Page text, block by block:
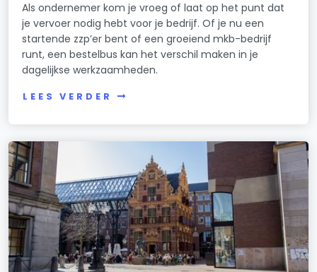
Als ondernemer kom je vroeg of laat op het punt dat
je vervoer nodig hebt voor je bedrijf. Of je nu een
startende zzp’er bent of een groeiend mkb-bedrijf
runt, een bestelbus kan het verschil maken in je
dagelijkse werkzaamheden.
LEES VERDER